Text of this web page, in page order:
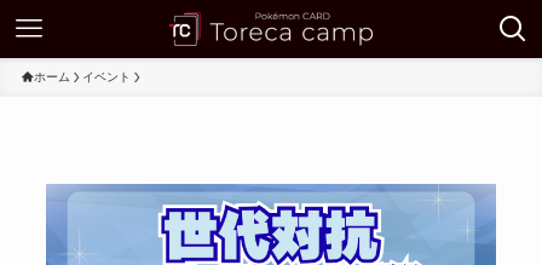
ホーム イベント